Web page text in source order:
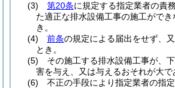
(3)
第20条に規定する指定業者の責
た適正な排水設備工事の施工ができ
き。
(4)
前条の規定による届出をせず、
とき。
(5)
その施工する排水設備工事が、
害を与え、又は与えるおそれが大で
(6)
不正の手段により指定業者の指定